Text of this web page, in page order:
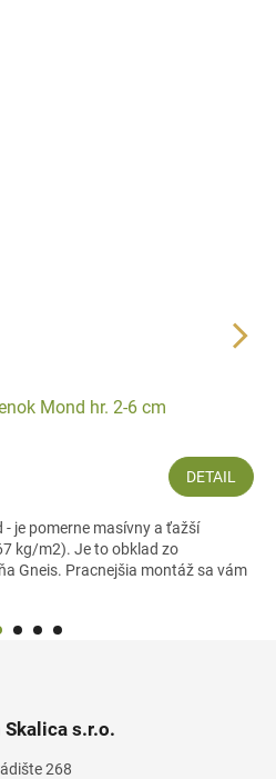
Mond hr. 2-6 cm
DETAIL
je pomerne masívny a ťažší
kg/m2). Je to obklad zo
Gneis. Pracnejšia montáž sa vám
Skalica s.r.o.
268